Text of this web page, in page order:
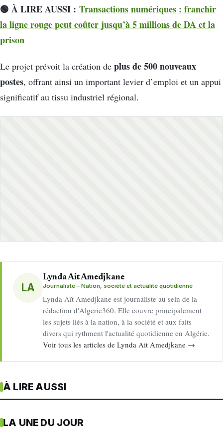
🟢 À LIRE AUSSI : Transactions numériques : franchir
la ligne rouge peut coûter jusqu’à 5 millions de DA et la
prison
Le projet prévoit la création de plus de 500 nouveaux
postes, offrant ainsi un important levier d’emploi et un appui
significatif au tissu industriel régional.
LA
Lynda Ait Amedjkane
Journaliste – Nation, société et actualité quotidienne
Lynda Aït Amedjkane est journaliste au sein de la
rédaction d'Algerie360. Elle couvre principalement
les sujets liés à la nation, à la société et aux faits
divers qui rythment l'actualité quotidienne en Algérie.
Voir tous les articles de Lynda Ait Amedjkane →
À LIRE AUSSI
LA UNE DU JOUR